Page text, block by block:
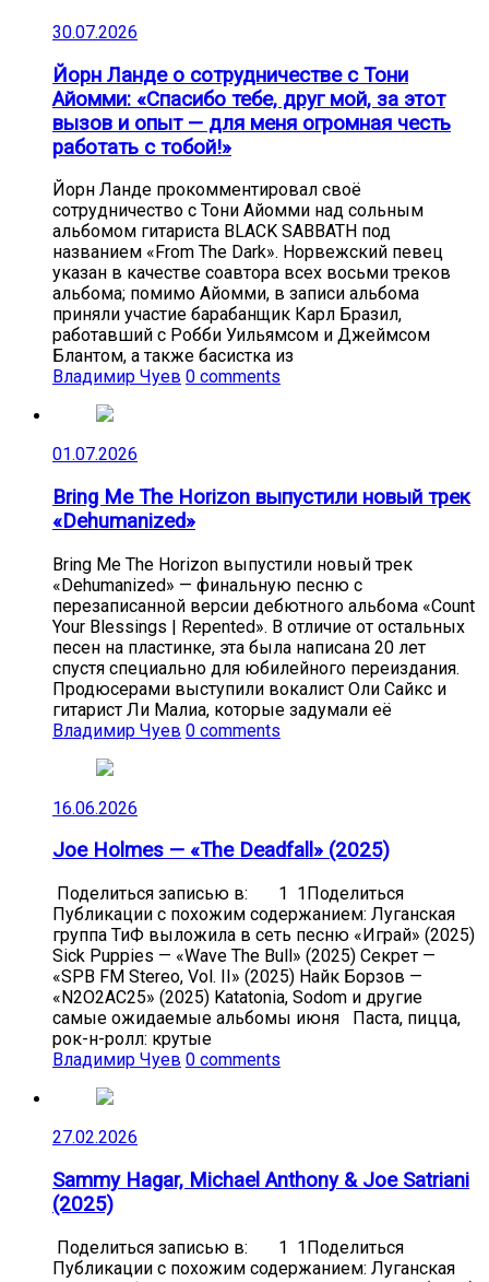
30.07.2026
Йорн Ланде о сотрудничестве с Тони
Айомми: «Спасибо тебе, друг мой, за этот
вызов и опыт — для меня огромная честь
работать с тобой!»
Йорн Ланде прокомментировал своё
сотрудничество с Тони Айомми над сольным
альбомом гитариста BLACK SABBATH под
названием «From The Dark». Норвежский певец
указан в качестве соавтора всех восьми треков
альбома; помимо Айомми, в записи альбома
приняли участие барабанщик Карл Бразил,
работавший с Робби Уильямсом и Джеймсом
Блантом, а также басистка из
Владимир Чуев 0 comments
01.07.2026
Bring Me The Horizon выпустили новый трек
«Dehumanized»
Bring Me The Horizon выпустили новый трек
«Dehumanized» — финальную песню с
перезаписанной версии дебютного альбома «Count
Your Blessings | Repented». В отличие от остальных
песен на пластинке, эта была написана 20 лет
спустя специально для юбилейного переиздания.
Продюсерами выступили вокалист Оли Сайкс и
гитарист Ли Малиа, которые задумали её
Владимир Чуев 0 comments
16.06.2026
Joe Holmes — «The Deadfall» (2025)
Поделиться записью в: 1 1Поделиться
Публикации с похожим содержанием: Луганская
группа ТиФ выложила в сеть песню «Играй» (2025)
Sick Puppies — «Wave The Bull» (2025) Секрет —
«SPB FM Stereo, Vol. II» (2025) Найк Борзов —
«N2O2AC25» (2025) Katatonia, Sodom и другие
самые ожидаемые альбомы июня Паста, пицца,
рок-н-ролл: крутые
Владимир Чуев 0 comments
27.02.2026
Sammy Hagar, Michael Anthony & Joe Satriani
(2025)
Поделиться записью в: 1 1Поделиться
Публикации с похожим содержанием: Луганская